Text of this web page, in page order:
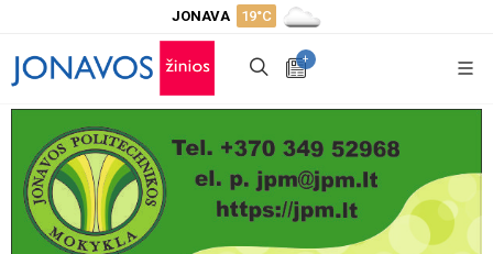
JONAVA 19°C
+